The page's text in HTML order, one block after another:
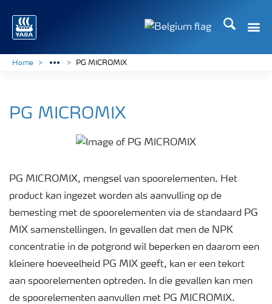
Zoek op
Home PG MICROMIX
PG MICROMIX
PG MICROMIX, mengsel van spoorelementen. Het
product kan ingezet worden als aanvulling op de
bemesting met de spoorelementen via de standaard PG
MIX samenstellingen. In gevallen dat men de NPK
concentratie in de potgrond wil beperken en daarom een
kleinere hoeveelheid PG MIX geeft, kan er een tekort
aan spoorelementen optreden. In die gevallen kan men
de spoorelementen aanvullen met PG MICROMIX.